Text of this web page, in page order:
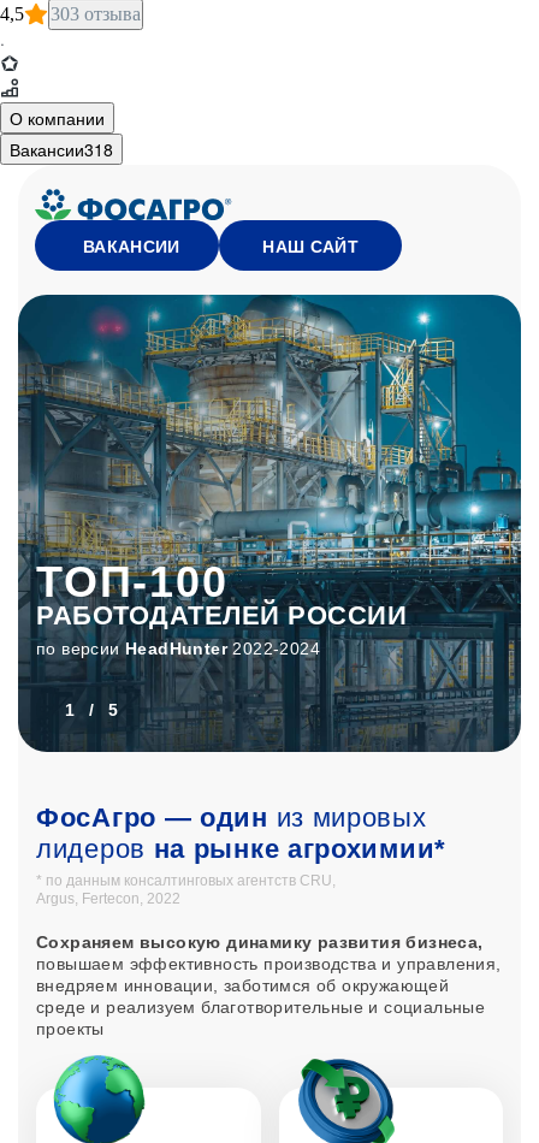
4,5 303 отзыва
·
О компании
Вакансии318
ВАКАНСИИ НАШ САЙТ
ТОП-100
РАБОТОДАТЕЛЕЙ РОССИИ
по версии HeadHunter2022-2024
1 / 5
ФосАгро — один из мировых
лидеров на рынке агрохимии*
* по данным консалтинговых агентств CRU,
Argus, Fertecon, 2022
Сохраняем высокую динамику развития бизнеса,
повышаем эффективность производства и управления,
внедряем инновации, заботимся об окружающей
среде и реализуем благотворительные и социальные
проекты